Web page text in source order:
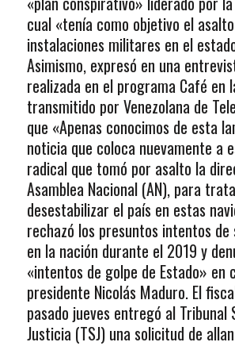
cual «tenía como objetivo el
instalaciones militares en el
Asimismo, expresó en una
realizada en el programa Café en
transmitido por Venezolana de
que «Apenas conocimos de esta
noticia que coloca nuevamente a
radical que tomó por asalto la
Asamblea Nacional (AN), para
desestabilizar el país en estas
rechazó los presuntos intentos de
en la nación durante el 2019 y
«intentos de golpe de Estado» en
presidente Nicolás Maduro. El
pasado jueves entregó al Tribunal
Justicia (TSJ) una solicitud de